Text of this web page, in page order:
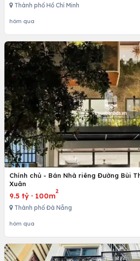
Thành phố Hồ Chí Minh
hôm qua
Chính chủ - Bán Nhà riêng Đường Bùi
Xuân
9.5 tỷ · 100m
2
Thành phố Đà Nẵng
hôm qua